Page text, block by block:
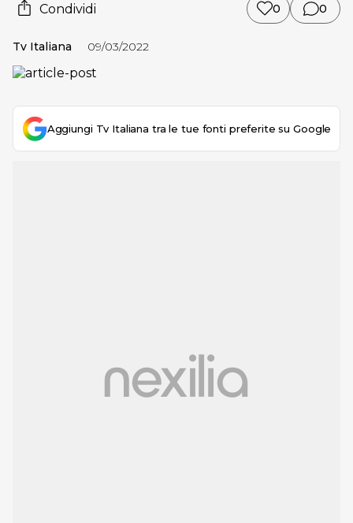
Condividi 0 0
Tv Italiana 09/03/2022
Aggiungi Tv Italiana tra le tue fonti preferite su Google